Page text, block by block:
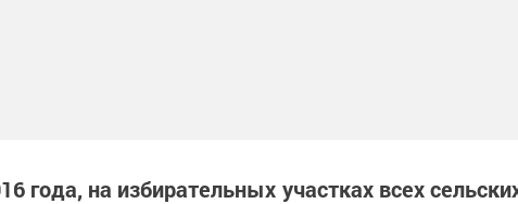
года, на избирательных участках всех